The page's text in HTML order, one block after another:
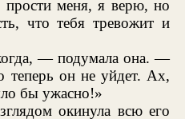
меня, я верю, но
что тебя тревожит и
— подумала она. —
теперь он не уйдет. Ах,
бы ужасно!»
окинула всю его